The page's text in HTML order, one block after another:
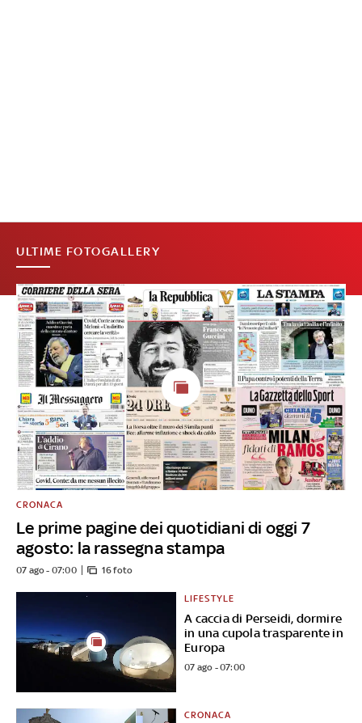
ULTIME FOTOGALLERY
Le prime pagine dei quotidiani di oggi 7
agosto: la rassegna stampa
CRONACA
07 ago - 07:00 16 foto
A caccia di Perseidi, dormire
in una cupola trasparente in
Europa
LIFESTYLE
07 ago - 07:00
CRONACA